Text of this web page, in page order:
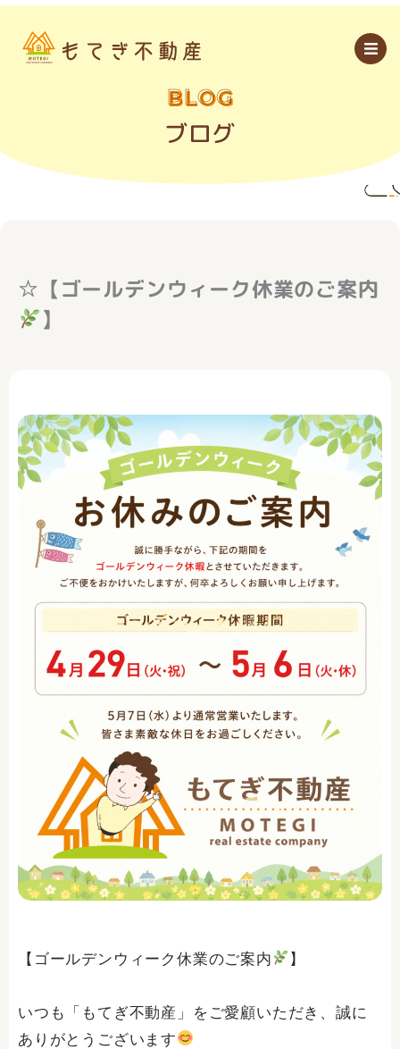
内
BLOG
ブログ
☆【ゴールデンウィーク休業のご案内
】
【ゴールデンウィーク休業のご案内 】
いつも「もてぎ不動産」をご愛顧いただき、誠に
ありがとうございます